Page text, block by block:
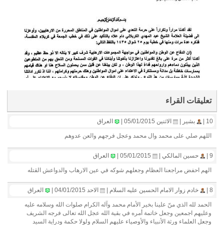
تعليقات القراء
10 | بشير | الاثنين 05/01/2015 | العراق
اللهم صلي على محمد وال محمد وعجل فرجهم والعن عدوهم
9 | حسين المالكي | العراق
الهم احفض مراجعنا العظام وجعلهم شوكه في عين الارهاب والدواعش القتله
8 | خادم زوار الامام الحسين عليه السلام | الاحد 04/01/2015 | العراق
الحمد لله الذي منّ علينا بخير الأمام محمد وآله الكرام صلوات الله وسلامه عليه
وعليهم اجمعين وجعل خاتمة أمره في بقية الله عجل الله تعالى فرجه الشريف
وجعل العلماء ورثة الأنبياء والأوصياء عليهم السلام ولولا حكمة ودراية السيد